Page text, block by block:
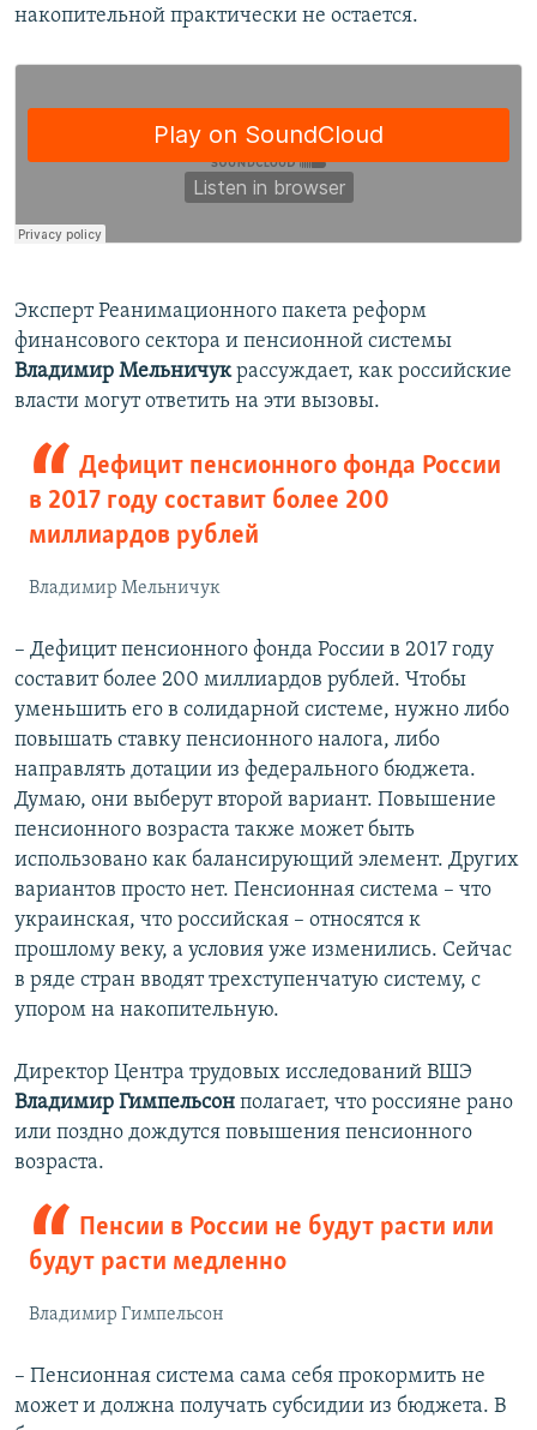
накопительной практически не остается.
Эксперт Реанимационного пакета реформ
финансового сектора и пенсионной системы
Владимир Мельничукрассуждает, как российские
власти могут ответить на эти вызовы.
Дефицит пенсионного фонда России
в 2017 году составит более 200
миллиардов рублей
Владимир Мельничук
– Дефицит пенсионного фонда России в 2017 году
составит более 200 миллиардов рублей. Чтобы
уменьшить его в солидарной системе, нужно либо
повышать ставку пенсионного налога, либо
направлять дотации из федерального бюджета.
Думаю, они выберут второй вариант. Повышение
пенсионного возраста также может быть
использовано как балансирующий элемент. Других
вариантов просто нет. Пенсионная система – что
украинская, что российская – относятся к
прошлому веку, а условия уже изменились. Сейчас
в ряде стран вводят трехступенчатую систему, с
упором на накопительную.
Директор Центра трудовых исследований ВШЭ
Владимир Гимпельсон полагает, что россияне рано
или поздно дождутся повышения пенсионного
возраста.
Пенсии в России не будут расти или
будут расти медленно
Владимир Гимпельсон
– Пенсионная система сама себя прокормить не
может и должна получать субсидии из бюджета. В